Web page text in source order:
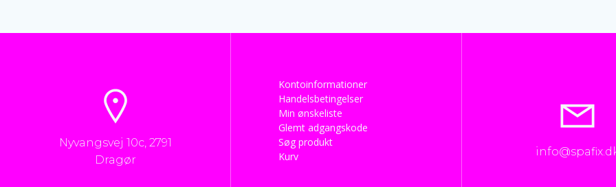
Nyvangsvej 10c, 2791
Dragør
Kontoinformationer
Handelsbetingelser
Min ønskeliste
Glemt adgangskode
Søg produkt
Kurv